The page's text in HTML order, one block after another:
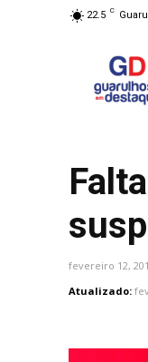
22.5 C
fevereiro 12,
Atualizado: